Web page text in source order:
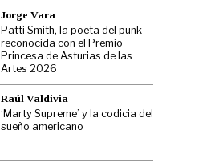
Jorge Vara
Patti Smith, la poeta del punk
reconocida con el Premio
Princesa de Asturias de las
Artes 2026
Raúl Valdivia
‘Marty Supreme’ y la codicia del
sueño americano